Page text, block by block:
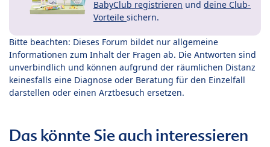
BabyClub registrieren und deine Club-
Vorteile sichern.
Bitte beachten: Dieses Forum bildet nur allgemeine
Informationen zum Inhalt der Fragen ab. Die Antworten sind
unverbindlich und können aufgrund der räumlichen Distanz
keinesfalls eine Diagnose oder Beratung für den Einzelfall
darstellen oder einen Arztbesuch ersetzen.
Das könnte Sie auch interessieren